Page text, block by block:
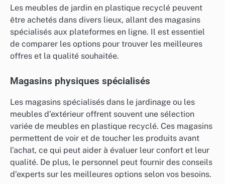
Les meubles de jardin en plastique recyclé peuvent
être achetés dans divers lieux, allant des magasins
spécialisés aux plateformes en ligne. Il est essentiel
de comparer les options pour trouver les meilleures
offres et la qualité souhaitée.
Magasins physiques spécialisés
Les magasins spécialisés dans le jardinage ou les
meubles d’extérieur offrent souvent une sélection
variée de meubles en plastique recyclé. Ces magasins
permettent de voir et de toucher les produits avant
l’achat, ce qui peut aider à évaluer leur confort et leur
qualité. De plus, le personnel peut fournir des conseils
d’experts sur les meilleures options selon vos besoins.